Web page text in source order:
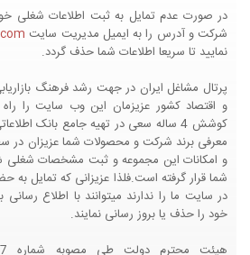
در صورت عدم تمایل به ثبت اطلاعات شغلی
شرکت و آدرس را به ایمیل مدیریت سایت
نمایید تا سریعا اطلاعات شما حذف گردد.
پرتال مشاغل ایران در جهت رشد فرهنگ
و اقتصاد کشور عزیزمان این وب سایت را
کوشش 4 ساله سعی در تهیه جامع بانک
معرفی برند شرکت و محصولات شما عزیزان در
و امکانات این مجموعه و ثبت مشخصات شغلی
شما قرار گرفته است.فلذا عزیزانی که تمایل به
در سایت ما را ندارند میتوانند با اطلاع
خود را حذف یا بروز رسانی نمایند.